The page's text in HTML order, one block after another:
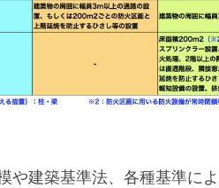
や建築基準法、各種基準に